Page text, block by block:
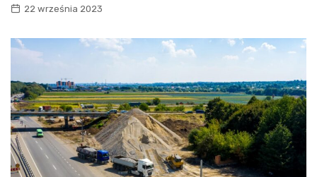
22 września 2023